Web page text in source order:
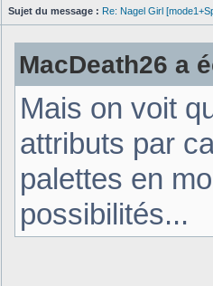
Sujet du message : Re: Nagel Girl
MacDeath26 a
Mais on voit
attributs par
palettes en
possibilités...